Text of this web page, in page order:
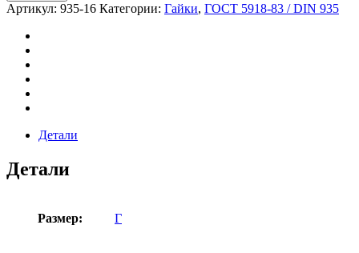
Артикул: 935-16 Категории: Гайки, ГОСТ 5918-83 / DIN 935
Детали
Детали
Размер: Г